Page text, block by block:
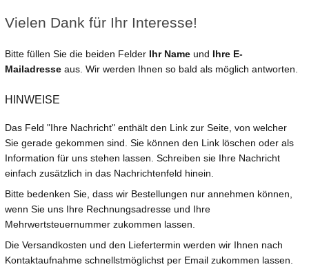
Vielen Dank für Ihr Interesse!
Bitte füllen Sie die beiden Felder Ihr Nameund
Ihre E-
Mailadresseaus. Wir werden Ihnen so bald als möglich antworten.
HINWEISE
Das Feld "Ihre Nachricht" enthält den Link zur Seite, von welcher
Sie gerade gekommen sind. Sie können den Link löschen oder als
Information für uns stehen lassen. Schreiben sie Ihre Nachricht
einfach zusätzlich in das Nachrichtenfeld hinein.
Bitte bedenken Sie, dass wir Bestellungen nur annehmen können,
wenn Sie uns Ihre Rechnungsadresse und Ihre
Mehrwertsteuernummer zukommen lassen.
Die Versandkosten und den Liefertermin werden wir Ihnen nach
Kontaktaufnahme schnellstmöglichst per Email zukommen lassen.